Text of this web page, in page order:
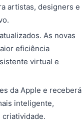
artistas, designers e
As novas
eficiência
virtual e
da Apple e receberá
inteligente,
criatividade.